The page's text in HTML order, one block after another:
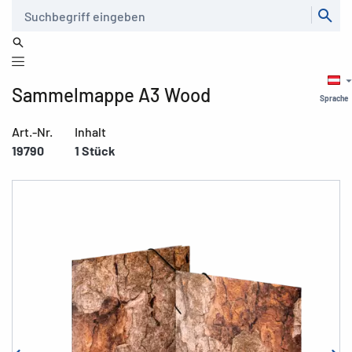
Sprache
Sammelmappe A3 Wood
Art.-Nr.
19790
Inhalt
1 Stück